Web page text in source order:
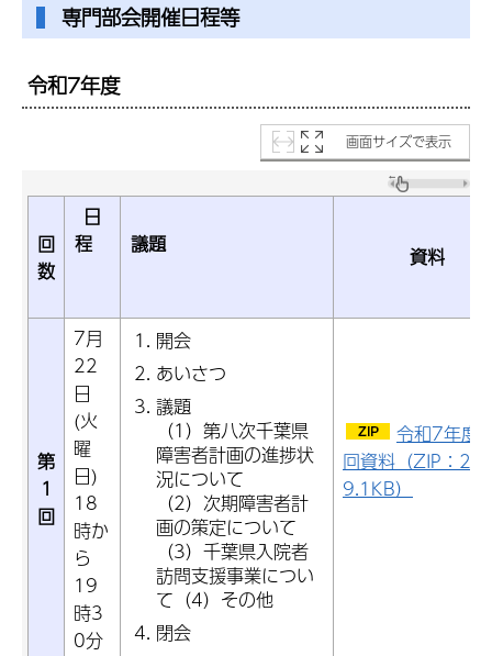
専門部会開催日程等
令和7年度
画面サイズで表示
回
数
日
程
議題 資料
第
1
回
7月
22
日
(火
曜
日)
18
時か
ら
19
時3
0分
開会
あいさつ
議題
（1）第八次千葉県
障害者計画の進捗状
況について
（2）次期障害者計
画の策定について
（3）千葉県入院者
訪問支援事業につい
て（4）その他
閉会
令和7年度
回資料（ZIP：
9.1KB）